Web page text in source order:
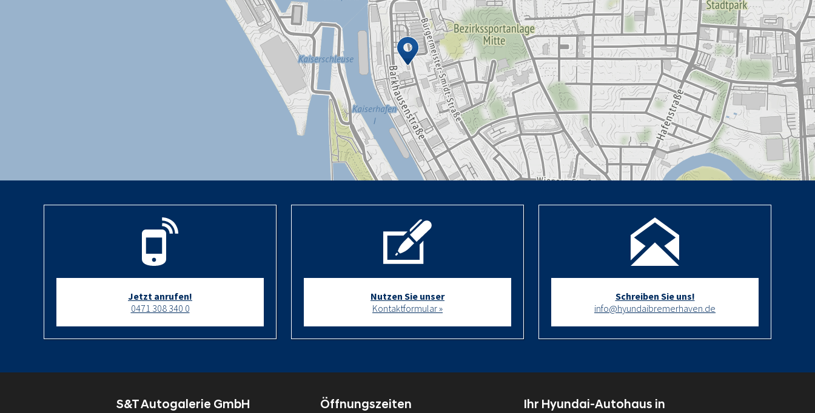
Jetzt anrufen!
0471 308 340 0
Nutzen Sie unser
Kontaktformular »
Schreiben Sie uns!
info@hyundaibremerhaven.de
S&T Autogalerie GmbH Öffnungszeiten Ihr Hyundai-Autohaus in